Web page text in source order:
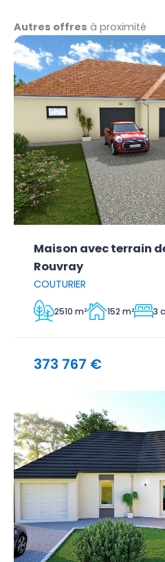
Autres offres à proximité
Maison avec terrain
Rouvray
COUTURIER
2510 m² 152 m² 3
373 767 €